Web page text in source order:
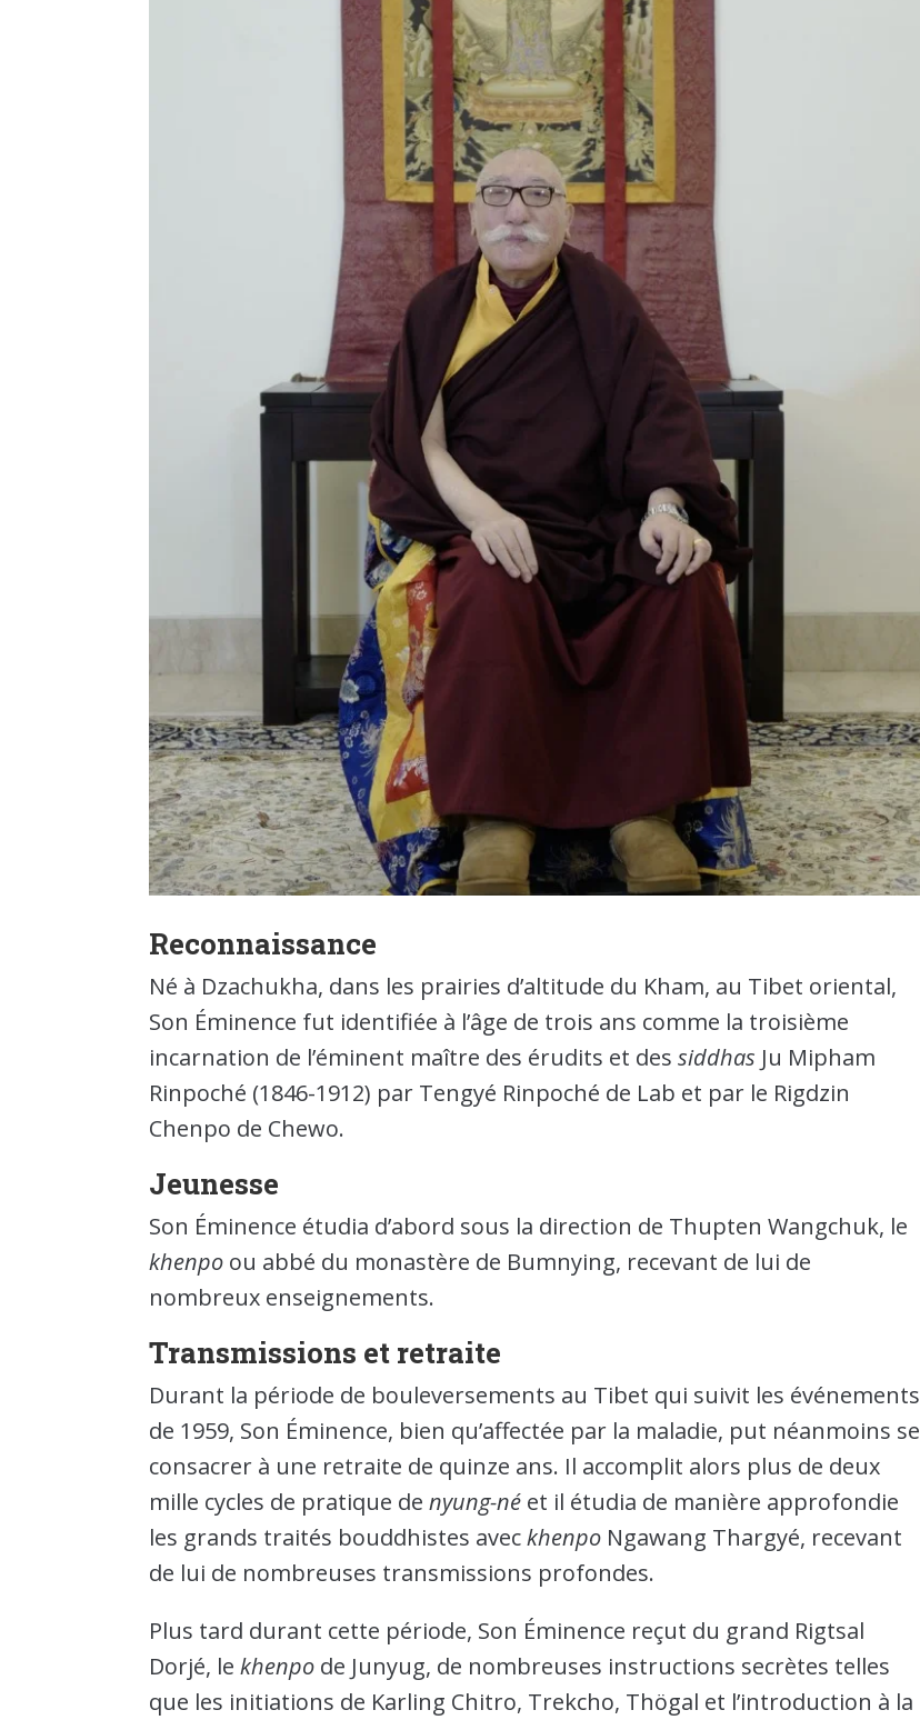
Reconnaissance
Né à Dzachukha, dans les prairies d’altitude du Kham, au Tibet oriental,
Son Éminence fut identifiée à l’âge de trois ans comme la troisième
incarnation de l’éminent maître des érudits et dessiddhas Ju Mipham
Rinpoché (1846-1912) par Tengyé Rinpoché de Lab et par le Rigdzin
Chenpo de Chewo.
Jeunesse
Son Éminence étudia d’abord sous la direction de Thupten Wangchuk, le
khenpo ou abbé du monastère de Bumnying, recevant de lui de
nombreux enseignements.
Transmissions et retraite
Durant la période de bouleversements au Tibet qui suivit les événements
de 1959, Son Éminence, bien qu’affectée par la maladie, put néanmoins se
consacrer à une retraite de quinze ans. Il accomplit alors plus de deux
mille cycles de pratique de nyung-né et il étudia de manière approfondie
les grands traités bouddhistes aveckhenpo Ngawang Thargyé, recevant
de lui de nombreuses transmissions profondes.
Plus tard durant cette période, Son Éminence reçut du grand Rigtsal
Dorjé, lekhenpo de Junyug, de nombreuses instructions secrètes telles
que les initiations de Karling Chitro, Trekcho, Thögal et l’introduction à la